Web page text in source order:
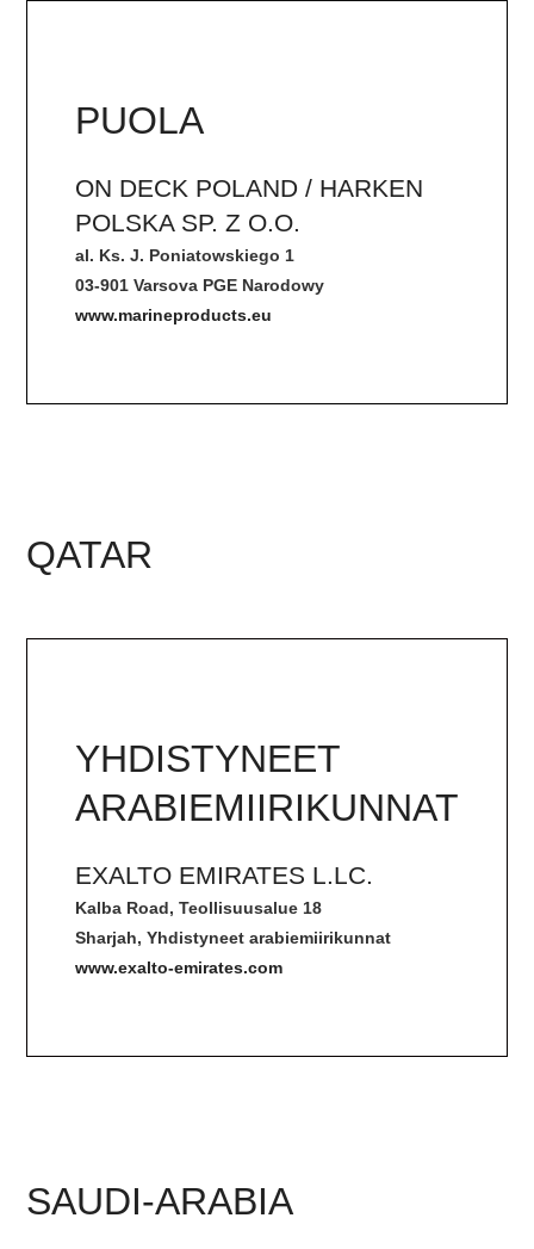
PUOLA
ON DECK POLAND / HARKEN
POLSKA SP. Z O.O.
al. Ks. J. Poniatowskiego 1
03-901 Varsova PGE Narodowy
www.marineproducts.eu
QATAR
YHDISTYNEET
ARABIEMIIRIKUNNAT
EXALTO EMIRATES L.LC.
Kalba Road, Teollisuusalue 18
Sharjah, Yhdistyneet arabiemiirikunnat
www.exalto-emirates.com
SAUDI-ARABIA